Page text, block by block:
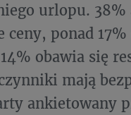
urlopu. 38%
ceny, ponad
obawia się
mają
ankietowany